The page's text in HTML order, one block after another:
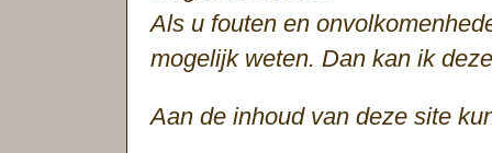
Als u fouten en
mogelijk weten. Dan kan ik
Aan de inhoud van deze site